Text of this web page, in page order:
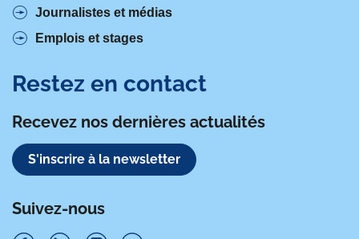
Journalistes et médias
Emplois et stages
Restez en contact
Recevez nos dernières actualités
S'inscrire à la newsletter
Suivez-nous